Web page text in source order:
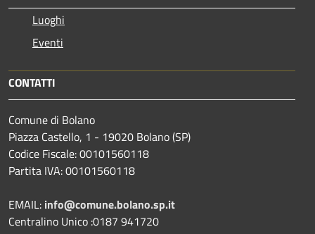
Luoghi
Eventi
CONTATTI
Comune di Bolano
Piazza Castello, 1 - 19020 Bolano (SP)
Codice Fiscale: 00101560118
Partita IVA: 00101560118
EMAIL: info@comune.bolano.sp.it
Centralino Unico :0187 941720